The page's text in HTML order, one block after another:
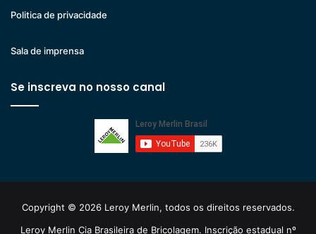
Politica de privacidade
Sala de imprensa
Se inscreva no nosso canal
Copyright © 2026 Leroy Merlin, todos os direitos reservados.
Leroy Merlin Cia Brasileira de Bricolagem. Inscrição estadual nº